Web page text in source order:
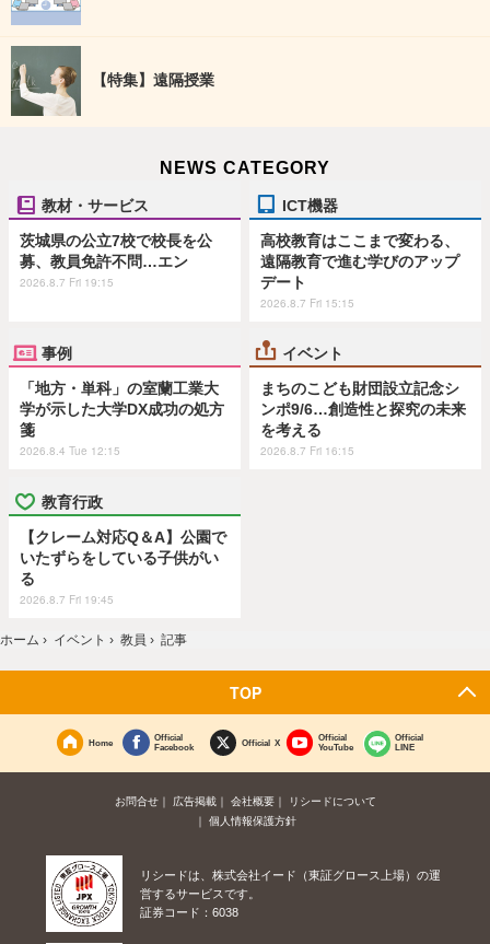
【特集】遠隔授業
NEWS CATEGORY
教材・サービス
茨城県の公立7校で校長を公
募、教員免許不問…エン
2026.8.7 Fri 19:15
ICT機器
高校教育はここまで変わる、
遠隔教育で進む学びのアップ
デート
2026.8.7 Fri 15:15
事例
「地方・単科」の室蘭工業大
学が示した大学DX成功の処方
箋
2026.8.4 Tue 12:15
イベント
まちのこども財団設立記念シ
ンポ9/6…創造性と探究の未来
を考える
2026.8.7 Fri 16:15
教育行政
【クレーム対応Q＆A】公園で
いたずらをしている子供がい
る
2026.8.7 Fri 19:45
ホーム › イベント › 教員 › 記事
TOP
Home
Official
Facebook
Official X
Official
YouTube
Official
LINE
お問合せ 広告掲載 会社概要
リシードについて
個人情報保護方針
リシードは、株式会社イード（東証グロース上場）の運
営するサービスです。
証券コード：6038